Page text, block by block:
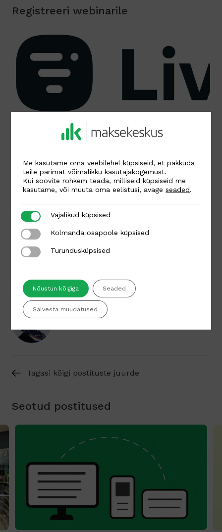
Registreeri webinarile
Autor
Tagasi kõigi postituste juurde
Seotud postitused
Me kasutame oma veebilehel küpsiseid, et pakkuda
teile parimat võimalikku kasutajakogemust.
Kui soovite rohkem teada, milliseid küpsiseid me
kasutame, või muuta oma eelistusi, avageseaded.
Vajalikud küpsised
Vajalikud küpsised
Kolmanda osapoole küpsised
Kolmanda osapoole küpsised
Turundusküpsised
Turundusküpsised
Nõustun kõigiga Seaded
Salvesta muudatused